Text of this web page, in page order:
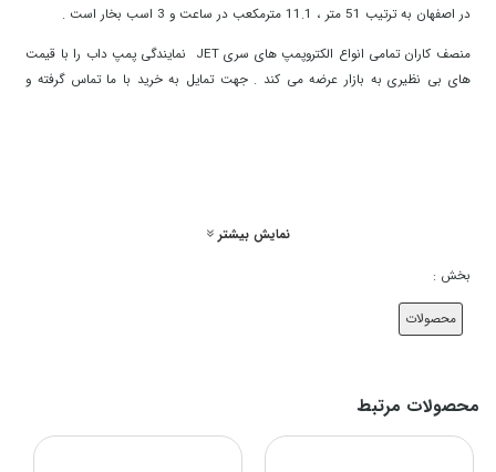
در اصفهان به ترتیب 51 متر ، 11.1 مترمکعب در ساعت و 3 اسب بخار است .
منصف کاران تمامی انواع الکتروپمپ های سری JET
نمایندگی پمپ داب را با قیمت
های بی نظیری به بازار عرضه می کند . جهت تمایل به خرید با ما تماس گرفته و
نمایش بیشتر
بخش :
محصولات
محصولات مرتبط